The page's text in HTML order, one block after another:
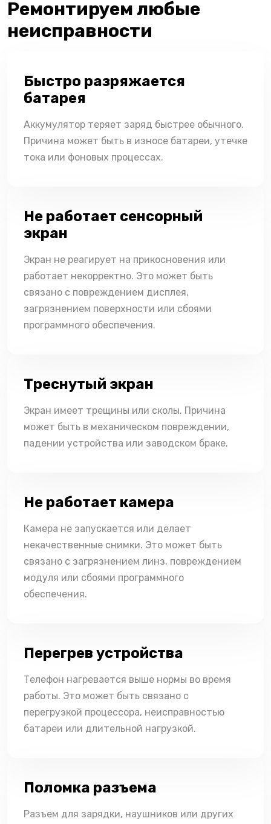
Ремонтируем любые
неисправности
Быстро разряжается
батарея
Аккумулятор теряет заряд быстрее обычного.
Причина может быть в износе батареи, утечке
тока или фоновых процессах.
Не работает сенсорный
экран
Экран не реагирует на прикосновения или
работает некорректно. Это может быть
связано с повреждением дисплея,
загрязнением поверхности или сбоями
программного обеспечения.
Треснутый экран
Экран имеет трещины или сколы. Причина
может быть в механическом повреждении,
падении устройства или заводском браке.
Не работает камера
Камера не запускается или делает
некачественные снимки. Это может быть
связано с загрязнением линз, повреждением
модуля или сбоями программного
обеспечения.
Перегрев устройства
Телефон нагревается выше нормы во время
работы. Это может быть связано с
перегрузкой процессора, неисправностью
батареи или длительной нагрузкой.
Поломка разъема
Разъем для зарядки, наушников или других